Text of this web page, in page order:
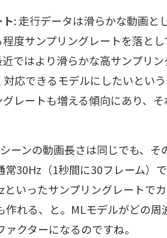
: 走行データは滑らかな動画と
度サンプリングレートを落と
ではより滑らかな高サンプリ
応できるモデルにしたいとい
レートも増える傾向にあり、
ーンの動画長さは同じでも、
常30Hz（1秒間に30フレーム）
いったサンプリングレートで
作れる、と。MLモデルがどの周
クターになるのですね。